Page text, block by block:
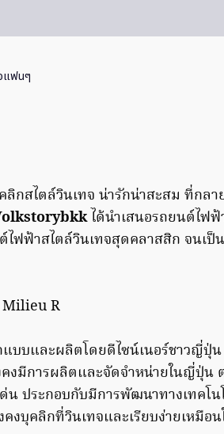
แฟนๆ
กสไตล์วินเทจ น่ารักน่าสะสม ที่กลา
ได้นำเสนอรถยนต์ไฟฟ้
ฟฟ้าสไตล์วินเทจสุดคลาสสิก จนเป็
บบและผลิตโดยดีไซน์เนอร์ชาวญี่ปุ่น
งมีการผลิตและจัดจำหน่ายในญี่ปุ่น
น ประกอบกับมีการพัฒนาทางเทคโน
งบุคลิกที่วินเทจและเรียบง่ายเหมือ